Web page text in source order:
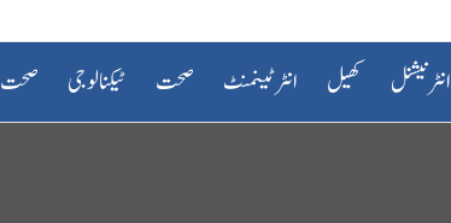
انٹرنیشنل کھیل انٹرٹینمنٹ صحت ٹیکنالوجی صحت